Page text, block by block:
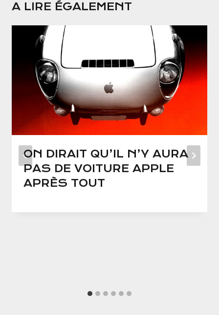
A LIRE ÉGALEMENT
ON DIRAIT QU’IL N’Y AURA
PAS DE VOITURE APPLE
APRÈS TOUT